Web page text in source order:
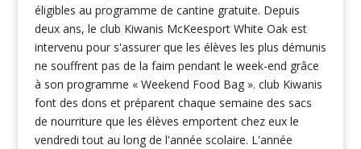
éligibles au programme de cantine gratuite. Depuis
deux ans, le club Kiwanis McKeesport White Oak est
intervenu pour s'assurer que les élèves les plus démunis
ne souffrent pas de la faim pendant le week-end grâce
à son programme « Weekend Food Bag ». club Kiwanis
font des dons et préparent chaque semaine des sacs
de nourriture que les élèves emportent chez eux le
vendredi tout au long de l'année scolaire. L'année